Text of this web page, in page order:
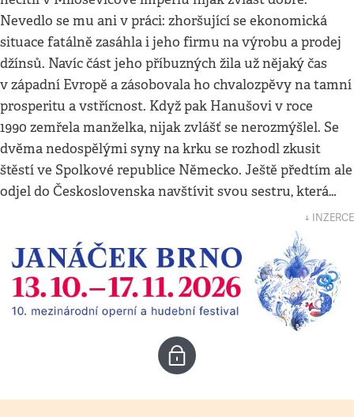
Nevedlo se mu ani v práci: zhoršující se ekonomická
situace fatálně zasáhla i jeho firmu na výrobu a prodej
džínsů. Navíc část jeho příbuzných žila už nějaký čas
v západní Evropě a zásobovala ho chvalozpěvy na tamní
prosperitu a vstřícnost. Když pak Hanušovi v roce
1990 zemřela manželka, nijak zvlášť se nerozmýšlel. Se
dvěma nedospělými syny na krku se rozhodl zkusit
štěstí ve Spolkové republice Německo. Ještě předtím ale
odjel do Československa navštívit svou sestru, která…
↓ INZERCE